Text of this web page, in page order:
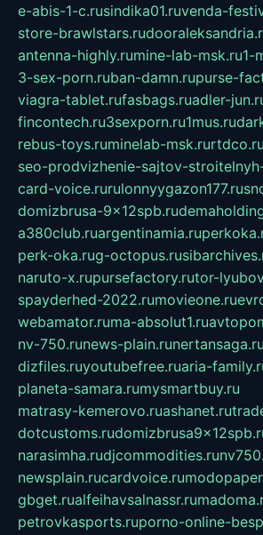
e-abis-1-c.rusindika01.ruvenda-
store-brawlstars.ru
antenna-highly.rumine-lab-msk.ru1-
3-sex-porn.ruban-damn.rupurse-
viagra-tablet.rufasbags.ruadler-
fincontech.ru3sexporn.ru1mus.ru
rebus-toys.ruminelab-msk.rurtdco.ru
seo-prodvizhenie-sajtov-
card-voice.rurulonnyygazon177.ru
domizbrusa-9x12spb.ru
a380club.ruargentinamia.ru
perk-oka.rug-octopus.ru
naruto-x.rupursefactory.rutor-
spayderhed-2022.rumovieone.ru
webamator.ruma-absolut1.ru
nv-750.runews-plain.runertansaga.ru
dizfiles.ruyoutubefree.ruaria-
planeta-samara.rumysmartbuy.ru
matrasy-kemerovo.ruashanet.ru
dotcustoms.ru
narasimha.rudjcommodities.ru
newsplain.rucardvoice.ru
gbget.rualfeihavsalnassr.ru
petrovkasports.ruporno-online-